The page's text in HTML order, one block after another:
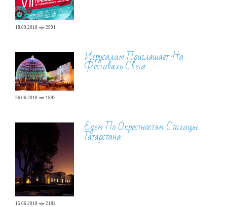
18.09.2018 2991
26.06.2018 1892
Иерусалим Приглашает На
Фестиваль Света
15.06.2018 2182
Едем По Окрестностям Столицы
Татарстана